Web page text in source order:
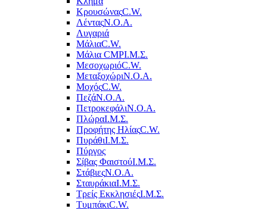
ΚρουσώναςC.W.
ΛένταςΝ.Ο.Α.
Λυγαριά
ΜάλιαC.W.
Μάλια CMPΙ.Μ.Σ.
ΜεσοχωριόC.W.
ΜεταξοχώριΝ.Ο.Α.
ΜοχόςC.W.
ΠεζάΝ.Ο.Α.
ΠετροκεφάλιΝ.Ο.Α.
ΠλώραΙ.Μ.Σ.
Προφήτης ΗλίαςC.W.
ΠυράθιΙ.Μ.Σ.
Πύργος
Σίβας ΦαιστούΙ.Μ.Σ.
ΣτάβιεςΝ.Ο.Α.
ΣταυράκιαΙ.Μ.Σ.
Τρείς ΕκκλησιέςΙ.Μ.Σ.
ΤυμπάκιC.W.